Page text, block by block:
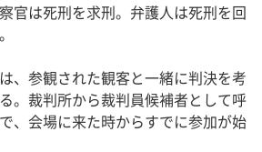
官は死刑を求刑。弁護人は死刑を回
、参観された観客と一緒に判決を考
。裁判所から裁判員候補者として呼
、会場に来た時からすでに参加が始